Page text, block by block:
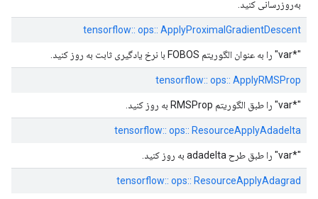
به‌روزرسانی کنید.
tensorflow:: ops:: ApplyProximalGradientDescent
"*var" را به عنوان الگوریتم FOBOS با نرخ یادگیری ثابت به روز کنید.
tensorflow:: ops:: ApplyRMSProp
"*var" را طبق الگوریتم RMSProp به روز کنید.
tensorflow:: ops:: ResourceApplyAdadelta
"*var" را طبق طرح adadelta به روز کنید.
tensorflow:: ops:: ResourceApplyAdagrad